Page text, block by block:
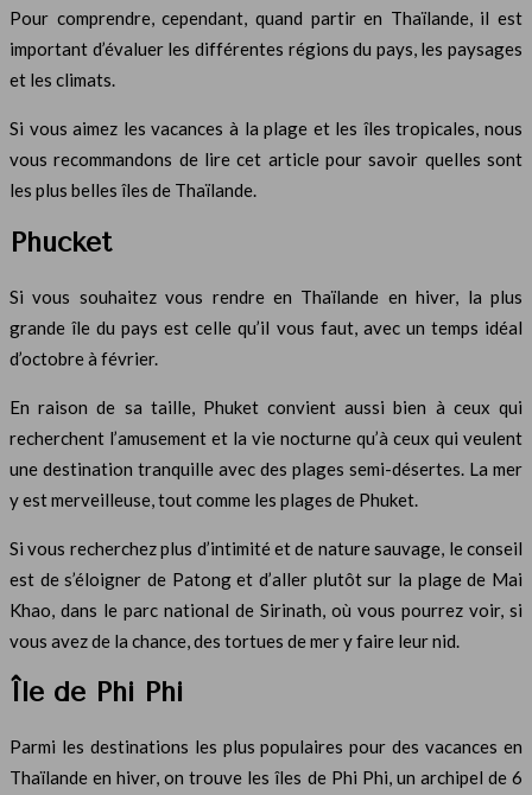
Pour comprendre, cependant, quand partir en Thaïlande, il est
important d’évaluer les différentes régions du pays, les paysages
et les climats.
Si vous aimez les vacances à la plage et les îles tropicales, nous
vous recommandons de lire cet article pour savoir quelles sont
les plus belles îles de Thaïlande.
Phucket
Si vous souhaitez vous rendre en Thaïlande en hiver, la plus
grande île du pays est celle qu’il vous faut, avec un temps idéal
d’octobre à février.
En raison de sa taille, Phuket convient aussi bien à ceux qui
recherchent l’amusement et la vie nocturne qu’à ceux qui veulent
une destination tranquille avec des plages semi-désertes. La mer
y est merveilleuse, tout comme les plages de Phuket.
Si vous recherchez plus d’intimité et de nature sauvage, le conseil
est de s’éloigner de Patong et d’aller plutôt sur la plage de Mai
Khao, dans le parc national de Sirinath, où vous pourrez voir, si
vous avez de la chance, des tortues de mer y faire leur nid.
Île de Phi Phi
Parmi les destinations les plus populaires pour des vacances en
Thaïlande en hiver, on trouve les îles de Phi Phi, un archipel de 6